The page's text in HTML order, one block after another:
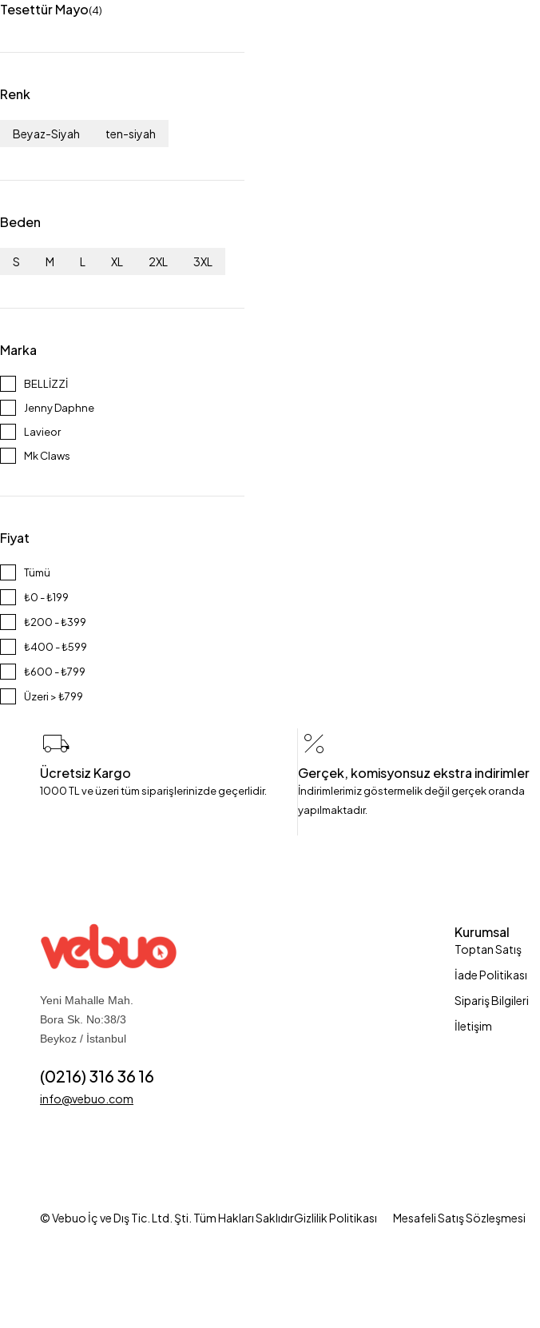
Tesettür Mayo(4)
Renk
Beyaz-Siyah ten-siyah
Beden
S M L XL 2XL 3XL
Marka
BELLİZZİ
Jenny Daphne
Lavieor
Mk Claws
Fiyat
Tümü
₺0 - ₺199
₺200 - ₺399
₺400 - ₺599
₺600 - ₺799
Üzeri > ₺799
Ücretsiz Kargo
1000 TL ve üzeri tüm siparişlerinizde geçerlidir.
Gerçek, komisyonsuz ekstra indirimler
İndirimlerimiz göstermelik değil gerçek oranda
yapılmaktadır.
Yeni Mahalle Mah.
Bora Sk. No:38/3
Beykoz / İstanbul
(0216) 316 36 16
info@vebuo.com
Kurumsal
Toptan Satış
İade Politikası
Sipariş Bilgileri
İletişim
© Vebuo İç ve Dış Tic. Ltd. Şti. Tüm Hakları SaklıdırGizlilik Politikası Mesafeli Satış Sözleşmesi